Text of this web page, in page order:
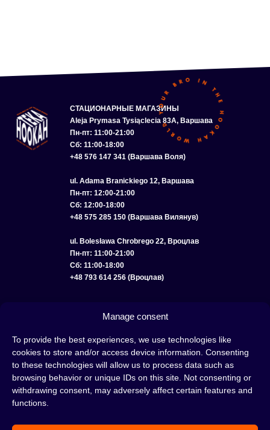
Manage consent
To provide the best experiences, we use technologies like
cookies to store and/or access device information. Consenting
to these technologies will allow us to process data such as
browsing behavior or unique IDs on this site. Not consenting or
withdrawing consent, may adversely affect certain features and
functions.
СТАЦИОНАРНЫЕ МАГАЗИНЫ
Aleja Prymasa Tysiąclecia 83A, Варшава
Пн-пт: 11:00-21:00
Сб: 11:00-18:00
+48 576 147 341 (Варшава Воля)
ul. Adama Branickiego 12, Варшава
Пн-пт: 12:00-21:00
Сб: 12:00-18:00
+48 575 285 150 (Варшава Вилянув)
ul. Bolesława Chrobrego 22, Вроцлав
Пн-пт: 11:00-21:00
Сб: 11:00-18:00
+48 793 614 256 (Вроцлав)
УСЛОВИЯ ИСПОЛЬЗОВАНИЯ ПОЛИТИКА COOKIE
Кальян — это отличная идея для вечера, проведенного с друзьями или в